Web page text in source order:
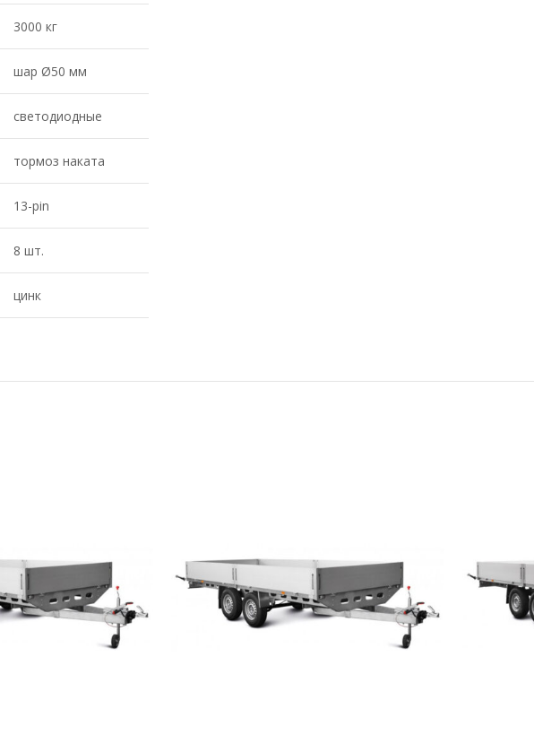
3000 кг
шар Ø50 мм
светодиодные
тормоз наката
13-pin
8 шт.
цинк